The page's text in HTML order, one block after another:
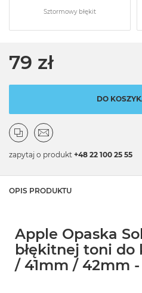
Sztormowy błękit
79 zł
DO
zapytaj o produkt +48 22 100 25 55
OPIS PRODUKTU
Apple Opaska
błękitnej toni
/ 41mm / 42mm